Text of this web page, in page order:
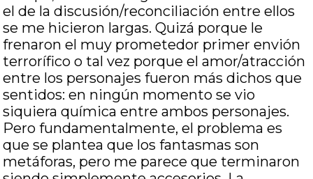
el de la discusión/reconciliación entre ellos
se me hicieron largas. Quizá porque le
frenaron el muy prometedor primer envión
terrorífico o tal vez porque el amor/atracción
entre los personajes fueron más dichos que
sentidos: en ningún momento se vio
siquiera química entre ambos personajes.
Pero fundamentalmente, el problema es
que se plantea que los fantasmas son
metáforas, pero me parece que terminaron